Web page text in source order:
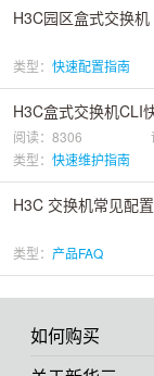
H3C园区盒式交换
类型： 快速配置指南
H3C盒式交换机CLI
阅读：8306
类型： 快速维护指南
H3C 交换机常见配
类型： 产品FAQ
如何购买